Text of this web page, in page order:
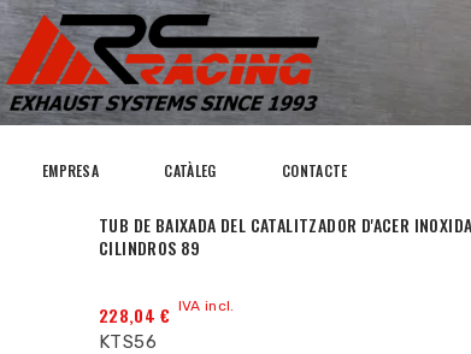
EMPRESA CATÀLEG CONTACTE
TUB DE BAIXADA DEL CATALITZADOR D'ACER
CILINDROS 89
228,04 € IVA incl.
KTS56